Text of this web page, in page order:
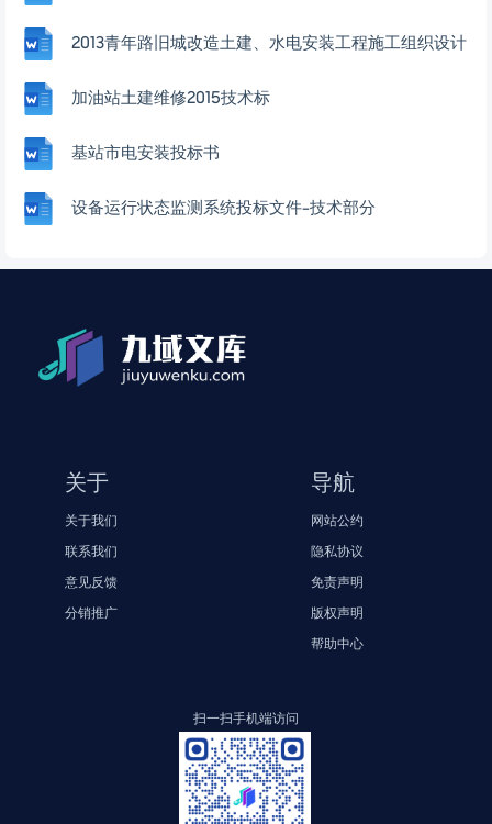
2013青年路旧城改造土建、水电安装工程施工组织设计
加油站土建维修2015技术标
基站市电安装投标书
设备运行状态监测系统投标文件-技术部分
关于
关于我们
联系我们
意见反馈
分销推广
导航
网站公约
隐私协议
免责声明
版权声明
帮助中心
扫一扫手机端访问